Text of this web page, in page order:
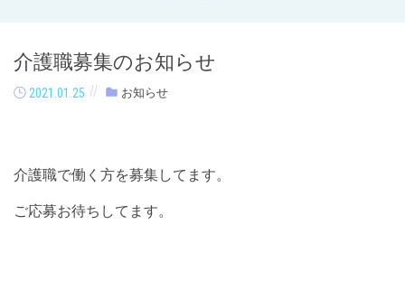
介護職募集のお知らせ
2021.01.25 お知らせ
介護職で働く方を募集してます。
ご応募お待ちしてます。